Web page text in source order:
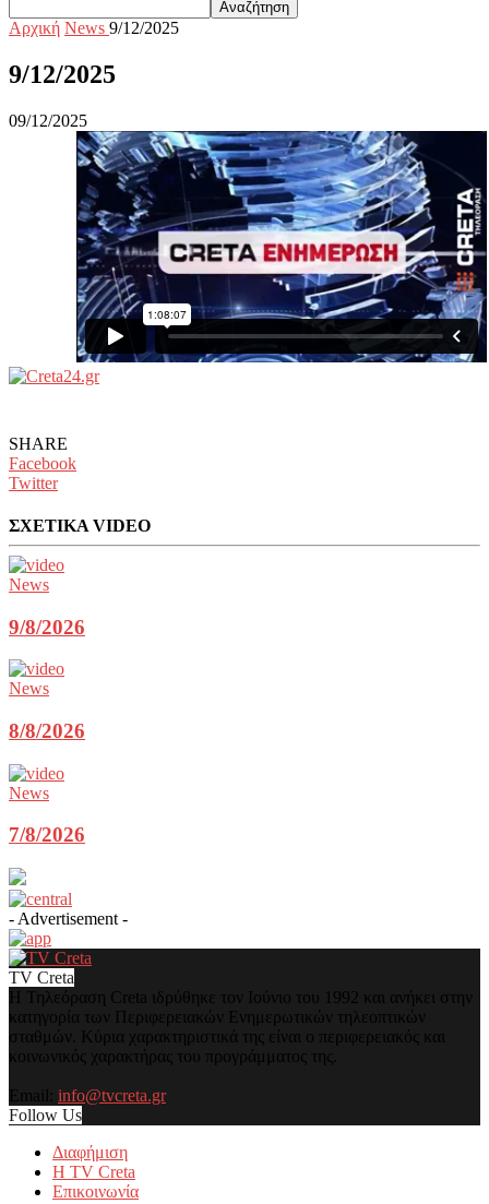
Αρχική News 9/12/2025
9/12/2025
09/12/2025
SHARE
Facebook
Twitter
ΣΧΕΤΙΚΑ VIDEO
News
9/8/2026
News
8/8/2026
News
7/8/2026
- Advertisement -
TV Creta
Η Τηλεόραση Creta ιδρύθηκε τον Ιούνιο του 1992 και ανήκει στην
κατηγορία των Περιφερειακών Ενημερωτικών τηλεοπτικών
σταθμών. Κύρια χαρακτηριστικά της είναι ο περιφερειακός και
κοινωνικός χαρακτήρας του προγράμματος της.
Email: info@tvcreta.gr
Follow Us
Διαφήμιση
Η TV Creta
Επικοινωνία